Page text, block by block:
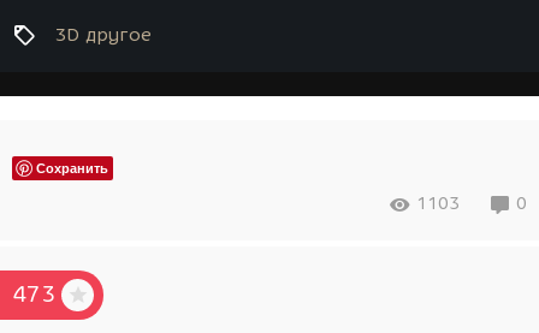
3D другое
Сохранить
1103 0
473